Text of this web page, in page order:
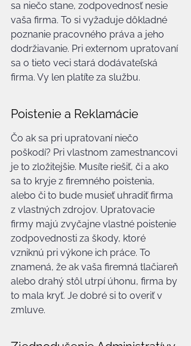
sa niečo stane, zodpovednosť nesie
vaša firma. To si vyžaduje dôkladné
poznanie pracovného práva a jeho
dodržiavanie. Pri externom upratovaní
sa o tieto veci stará dodávateľská
firma. Vy len platíte za službu.
Poistenie a Reklamácie
Čo ak sa pri upratovaní niečo
poškodí? Pri vlastnom zamestnancovi
je to zložitejšie. Musíte riešiť, či a ako
sa to kryje z firemného poistenia,
alebo či to bude musieť uhradiť firma
z vlastných zdrojov. Upratovacie
firmy majú zvyčajne vlastné poistenie
zodpovednosti za škody, ktoré
vzniknú pri výkone ich práce. To
znamená, že ak vaša firemná tlačiareň
alebo drahý stôl utrpí úhonu, firma by
to mala kryť. Je dobré si to overiť v
zmluve.